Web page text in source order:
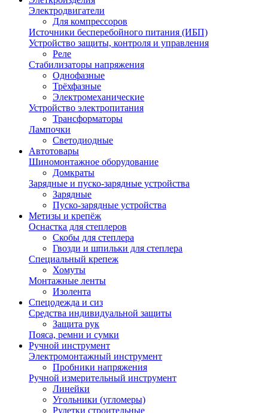
Электродвигатели
Для компрессоров
Источники бесперебойного питания (ИБП)
Устройство защиты, контроля и управления
Реле
Стабилизаторы напряжения
Однофазные
Трёхфазные
Электромеханические
Устройство электропитания
Трансформаторы
Лампочки
Светодиодные
Автотовары
Шиномонтажное оборудование
Домкраты
Зарядные и пуско-зарядные устройства
Зарядные
Пуско-зарядные устройства
Метизы и крепёж
Оснастка для степлеров
Скобы для степлера
Гвозди и шпильки для степлера
Специальный крепеж
Хомуты
Монтажные ленты
Изолента
Спецодежда и сиз
Средства индивидуальной защиты
Защита рук
Пояса, ремни и сумки
Ручной инструмент
Электромонтажный инструмент
Пробники напряжения
Ручной измерительный инструмент
Линейки
Угольники (угломеры)
Рулетки строительные